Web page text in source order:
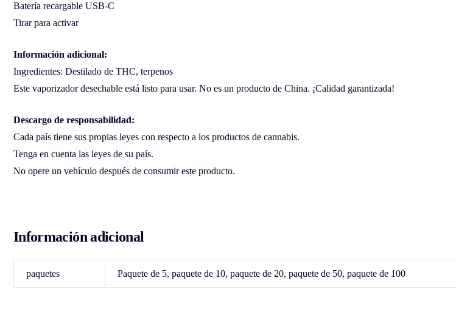
Batería recargable USB-C
Tirar para activar
Información adicional:
Ingredientes: Destilado de THC, terpenos
Este vaporizador desechable está listo para usar. No es un producto de China. ¡Calidad garantizada!
Descargo de responsabilidad:
Cada país tiene sus propias leyes con respecto a los productos de cannabis.
Tenga en cuenta las leyes de su país.
No opere un vehículo después de consumir este producto.
Información adicional
paquetes Paquete de 5, paquete de 10, paquete de 20, paquete de 50, paquete de 100